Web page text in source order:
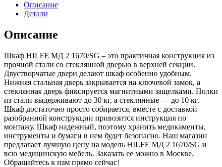
1670/SG
Описание
Детали
Описание
Шкаф HILFE МД 2 1670/SG – это практичная конструкция из
прочной стали со стеклянной дверью в верхней секции.
Двустворчатые двери делают шкаф особенно удобным.
Нижняя стальная дверь закрывается на ключевой замок, а
стеклянная дверь фиксируется магнитными защелками. Полки
из стали выдерживают до 30 кг, а стеклянные — до 10 кг.
Шкаф достаточно просто собирается, вместе с доставкой
разобранной конструкции привозится инструкция по
монтажу. Шкаф надежный, поэтому хранить медикаменты,
инструменты и бумаги в нем будет безопасно. Наш магазин
предлагает лучшую цену на модель HILFE МД 2 1670/SG и
всю медицинскую мебель. Заказать ее можно в Москве.
Обращайтесь к нам прямо сейчас!